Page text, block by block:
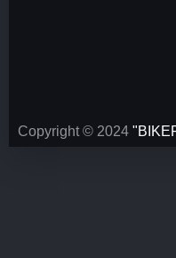
Copyright © 2024